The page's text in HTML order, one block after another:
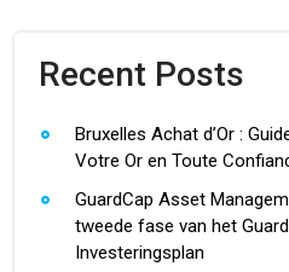
Recent Posts
Bruxelles Achat d’Or :
Votre Or en Toute
GuardCap Asset
tweede fase van het
Investeringsplan